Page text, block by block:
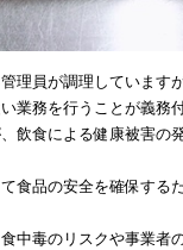
理員が調理しています
業務を行うことが義務
飲食による健康被害
食品の安全を確保す
中毒のリスクや事業者